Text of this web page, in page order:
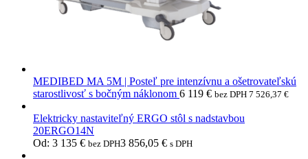
MEDIBED MA 5M | Posteľ pre intenzívnu a ošetrovateľskú
starostlivosť s bočným náklonom 6 119 € bez DPH 7 526,37 €
Elektricky nastaviteľný ERGO stôl s nadstavbou
20ERGO14N
Od: 3 135 € bez DPH3 856,05 € s DPH